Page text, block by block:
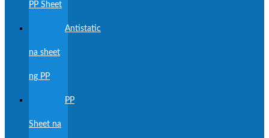
PP Sheet
Antistatic
na sheet
ng PP
PP
Sheet na